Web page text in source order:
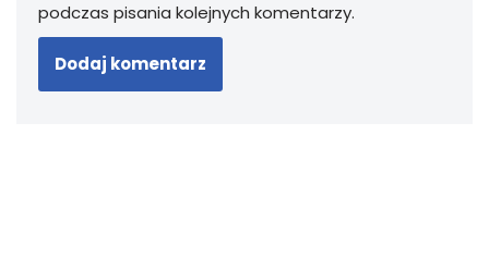
podczas pisania kolejnych komentarzy.